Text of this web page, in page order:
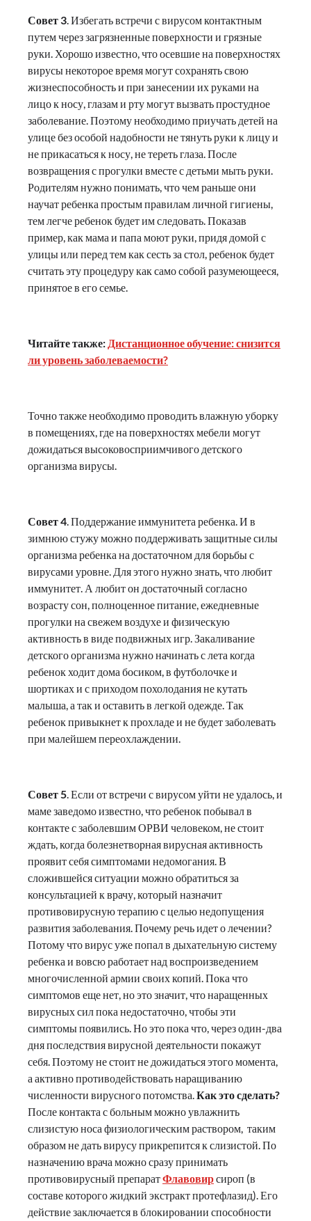
Совет 3. Избегать встречи с вирусом контактным
путем через загрязненные поверхности и грязные
руки. Хорошо известно, что осевшие на поверхностях
вирусы некоторое время могут сохранять свою
жизнеспособность и при занесении их руками на
лицо к носу, глазам и рту могут вызвать простудное
заболевание. Поэтому необходимо приучать детей на
улице без особой надобности не тянуть руки к лицу и
не прикасаться к носу, не тереть глаза. После
возвращения с прогулки вместе с детьми мыть руки.
Родителям нужно понимать, что чем раньше они
научат ребенка простым правилам личной гигиены,
тем легче ребенок будет им следовать. Показав
пример, как мама и папа моют руки, придя домой с
улицы или перед тем как сесть за стол, ребенок будет
считать эту процедуру как само собой разумеющееся,
принятое в его семье.
Читайте также: Дистанционное обучение: снизится
ли уровень заболеваемости?
Точно также необходимо проводить влажную уборку
в помещениях, где на поверхностях мебели могут
дожидаться высоковосприимчивого детского
организма вирусы.
Совет 4. Поддержание иммунитета ребенка. И в
зимнюю стужу можно поддерживать защитные силы
организма ребенка на достаточном для борьбы с
вирусами уровне. Для этого нужно знать, что любит
иммунитет. А любит он достаточный согласно
возрасту сон, полноценное питание, ежедневные
прогулки на свежем воздухе и физическую
активность в виде подвижных игр. Закаливание
детского организма нужно начинать с лета когда
ребенок ходит дома босиком, в футболочке и
шортиках и с приходом похолодания не кутать
малыша, а так и оставить в легкой одежде. Так
ребенок привыкнет к прохладе и не будет заболевать
при малейшем переохлаждении.
Совет 5. Если от встречи с вирусом уйти не удалось, и
маме заведомо известно, что ребенок побывал в
контакте с заболевшим ОРВИ человеком, не стоит
ждать, когда болезнетворная вирусная активность
проявит себя симптомами недомогания. В
сложившейся ситуации можно обратиться за
консультацией к врачу, который назначит
противовирусную терапию с целью недопущения
развития заболевания. Почему речь идет о лечении?
Потому что вирус уже попал в дыхательную систему
ребенка и вовсю работает над воспроизведением
многочисленной армии своих копий. Пока что
симптомов еще нет, но это значит, что наращенных
вирусных сил пока недостаточно, чтобы эти
симптомы появились. Но это пока что, через один-два
дня последствия вирусной деятельности покажут
себя. Поэтому не стоит не дожидаться этого момента,
а активно противодействовать наращиванию
численности вирусного потомства.Как это сделать?
После контакта с больным можно увлажнить
слизистую носа физиологическим раствором, таким
образом не дать вирусу прикрепится к слизистой. По
назначению врача можно сразу принимать
противовирусный препаратФлавовирсироп (в
составе которого жидкий экстракт протефлазид). Его
действие заключается в блокировании способности